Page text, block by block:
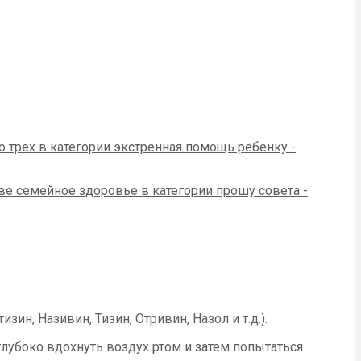
Називин, Тизин, Отривин, Назол и т.д.).
вдохнуть воздух ртом и затем попытаться